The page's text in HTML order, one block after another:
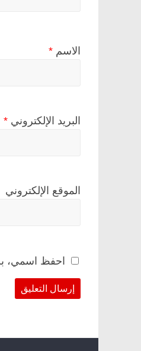
الاسم *
البريد الإلكتروني *
الموقع الإلكتروني
احفظ اسمي،